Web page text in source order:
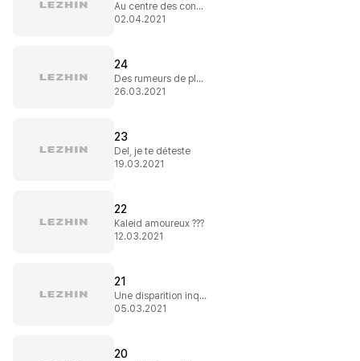
Au centre des conversations
02.04.2021
24
Des rumeurs de plus en plus folles
26.03.2021
23
Del, je te déteste
19.03.2021
22
Kaleid amoureux ???
12.03.2021
21
Une disparition inquiétante
05.03.2021
20